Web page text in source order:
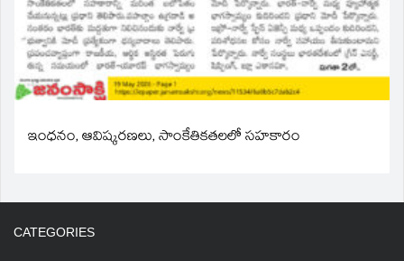
ఇంధనం, ఆవిష్కరణలు, సాంకేతికతలలో సహకారం
CATEGORIES